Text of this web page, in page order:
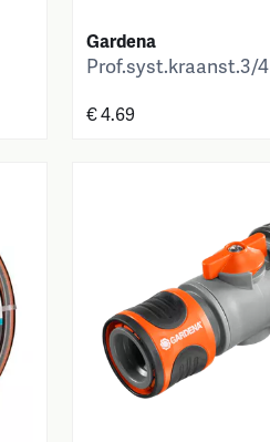
Gardena
Prof.syst.kraanst.3/4
€ 4.69